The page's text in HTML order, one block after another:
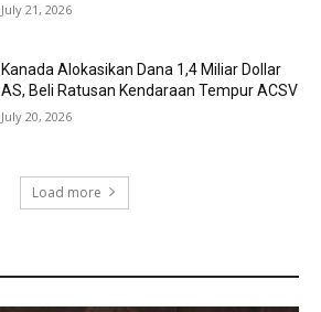
July 21, 2026
Kanada Alokasikan Dana 1,4 Miliar Dollar
AS, Beli Ratusan Kendaraan Tempur ACSV
July 20, 2026
Load more